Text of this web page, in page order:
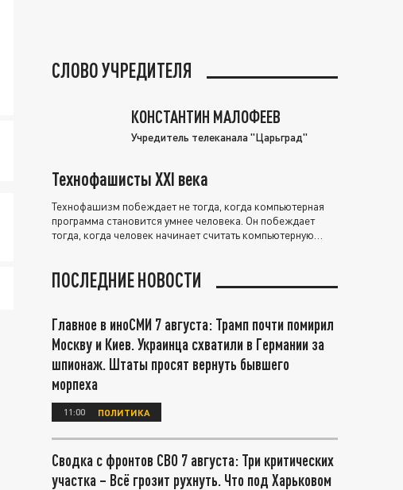
СЛОВО УЧРЕДИТЕЛЯ
КОНСТАНТИН МАЛОФЕЕВ
Учредитель телеканала "Царьград"
Технофашисты XXI века
Технофашизм побеждает не тогда, когда компьютерная
программа становится умнее человека. Он побеждает
тогда, когда человек начинает считать компьютерную
ПОСЛЕДНИЕ НОВОСТИ
Главное в иноСМИ 7 августа: Трамп почти помирил
Москву и Киев. Украинца схватили в Германии за
шпионаж. Штаты просят вернуть бывшего
морпеха
11:00 ПОЛИТИКА
Сводка с фронтов СВО 7 августа: Три критических
участка – Всё грозит рухнуть. Что под Харьковом